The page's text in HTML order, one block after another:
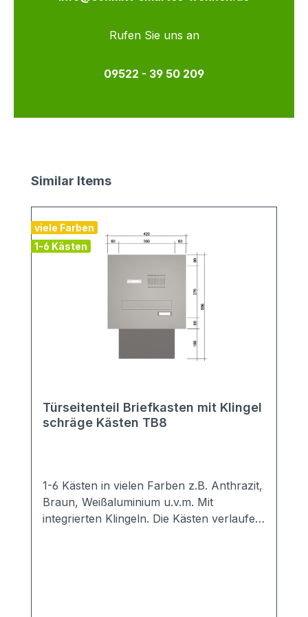
Rufen Sie uns an
09522 - 39 50 209
Produktgalerie überspringen
Similar Items
viele Farben
1-6 Kästen
Türseitenteil Briefkasten mit Klingel
schräge Kästen TB8
1-6 Kästen in vielen Farben z.B. Anthrazit,
Braun, Weißaluminium u.v.m. Mit
integrierten Klingeln. Die Kästen verlaufen